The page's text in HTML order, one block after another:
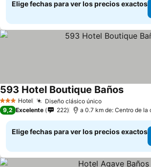
Elige fechas para ver los precios exactos
3 Estrellas
Hotel Diseño clásico único
593 Hotel Boutique Baños
9,2 Excelente 222 a 0.7 km de: Centro de la
Elige fechas para ver los precios exactos